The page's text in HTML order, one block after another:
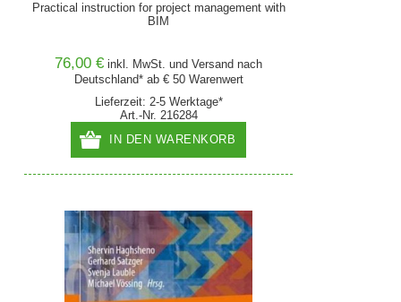
Practical instruction for project management with
BIM
76,00 € inkl. MwSt. undVersand nach
Deutschland* ab € 50 Warenwert
Lieferzeit: 2-5 Werktage*
Art.-Nr. 216284
IN DEN WARENKORB